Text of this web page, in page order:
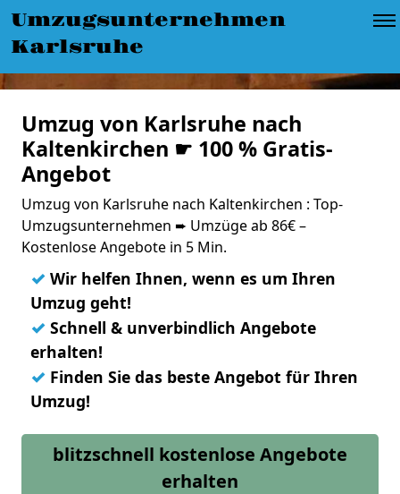
Umzugsunternehmen
Karlsruhe
Umzug von Karlsruhe nach
Kaltenkirchen ☛ 100 % Gratis-
Angebot
Umzug von Karlsruhe nach Kaltenkirchen : Top-
Umzugsunternehmen ➨ Umzüge ab 86€ –
Kostenlose Angebote in 5 Min.
✓ Wir helfen Ihnen, wenn es um Ihren
Umzug geht!
✓ Schnell & unverbindlich Angebote
erhalten!
✓ Finden Sie das beste Angebot für Ihren
Umzug!
blitzschnell kostenlose Angebote
erhalten